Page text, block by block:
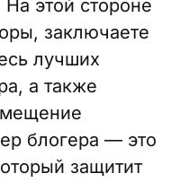
этой стороне
заключаете
лучших
а также
блогера — это
защитит